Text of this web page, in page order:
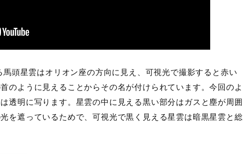
頭星雲はオリオン座の方向に見え、可視光で撮影すると赤い
のように見えることからその名が付けられています。今回のよ
透明に写ります。星雲の中に見える黒い部分はガスと塵が周囲
を遮っているためで、可視光で黒く見える星雲は暗黒星雲と総